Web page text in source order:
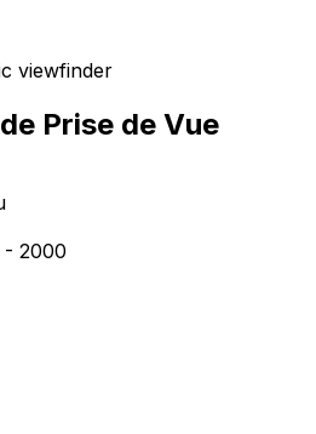
viewfinder
Prise de Vue
- 2000